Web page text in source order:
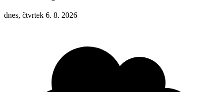
dnes, čtvrtek 6. 8. 2026